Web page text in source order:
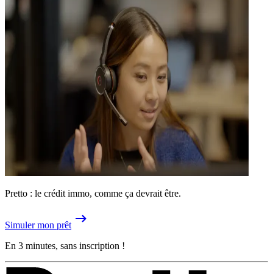
Pretto : le crédit immo, comme ça devrait être.
Simuler mon prêt
En 3 minutes, sans inscription !